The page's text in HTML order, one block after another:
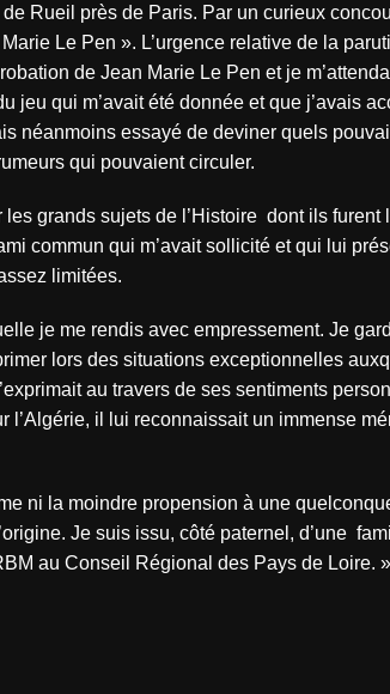
Rueil près de Paris. Par un curieux
Le Pen ». L’urgence relative de la
de Jean Marie Le Pen et je
jeu qui m’avait été donnée et que j’avais
néanmoins essayé de deviner quels
qui pouvaient circuler.
grands sujets de l’Histoire dont ils furent
commun qui m’avait sollicité et qui lui
limitées.
je me rendis avec empressement. Je
lors des situations exceptionnelles
au travers de ses sentiments
l’Algérie, il lui reconnaissait un immense
ni la moindre propension à une
Je suis issu, côté paternel, d’une
au Conseil Régional des Pays de Loire. »